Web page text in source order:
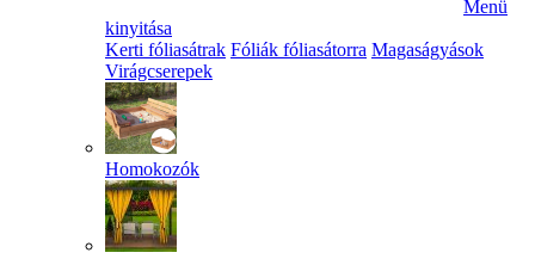
Menü
kinyitása
Kerti fóliasátrak Fóliák fóliasátorra Magaságyások
Virágcserepek
Homokozók